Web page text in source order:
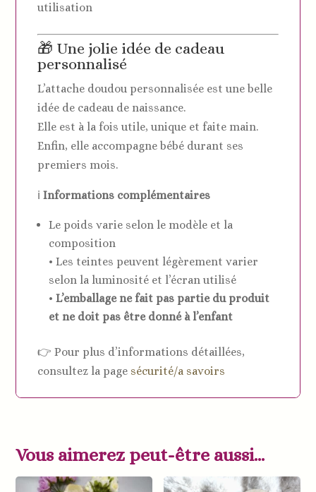
utilisation
🎁 Une jolie idée de cadeau
personnalisé
L’attache doudou personnalisée est une belle
idée de cadeau de naissance.
Elle est à la fois utile, unique et faite main.
Enfin, elle accompagne bébé durant ses
premiers mois.
ℹ️Informations complémentaires
Le poids varie selon le modèle et la
composition
• Les teintes peuvent légèrement varier
selon la luminosité et l’écran utilisé
•L’emballage ne fait pas partie du produit
et ne doit pas être donné à l’enfant
👉 Pour plus d’informations détaillées,
consultez la page sécurité/a savoirs
Vous aimerez peut-être aussi…